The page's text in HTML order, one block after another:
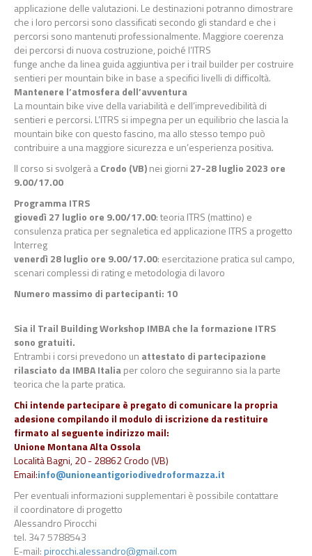
applicazione delle valutazioni. Le destinazioni potranno dimostrare
che i loro percorsi sono classificati secondo gli standard e che i
percorsi sono mantenuti professionalmente. Maggiore coerenza
dei percorsi di nuova costruzione, poiché l’ITRS
funge anche da linea guida aggiuntiva per i trail builder per costruire
sentieri per mountain bike in base a specifici livelli di difficoltà.
Mantenere l’atmosfera dell’avventura
La mountain bike vive della variabilità e dell’imprevedibilità di
sentieri e percorsi. L’ITRS si impegna per un equilibrio che lascia la
mountain bike con questo fascino, ma allo stesso tempo può
contribuire a una maggiore sicurezza e un’esperienza positiva.
Il corso si svolgeràaCrodo (VB)nei giorni 27-28luglio 2023 ore
9.00/17.00
ProgrammaITRS
giovedì 27 luglio ore 9.00/17.00:teoria ITRS (mattino) e
consulenza pratica per segnaletica ed applicazione ITRS a progetto
Interreg
venerdì 28 luglio ore 9.00/17.00: esercitazione pratica sul campo,
scenari complessi di rating e metodologia di lavoro
Numero massimo di partecipanti: 10
Sia il Trail Building Workshop IMBAche la formazione ITRS
sono gratuiti.
Entrambi i corsi prevedono un attestato di partecipazione
rilasciato daIMBA Italiapercoloro che seguiranno sia la parte
teorica che la parte pratica.
Chi intende partecipare è pregato di comunicare la propria
adesione compilando il modulo di iscrizione da restituire
firmato al seguente indirizzo mail:
Unione Montana Alta Ossola
Località Bagni, 20-28862 Crodo (VB)
Email:info@unioneantigoriodivedroformazza.it
Per eventuali informazioni supplementari è possibile contattare
il coordinatore di progetto
Alessandro Pirocchi
tel. 347 5788543
E-mail:pirocchi.alessandro@gmail.com